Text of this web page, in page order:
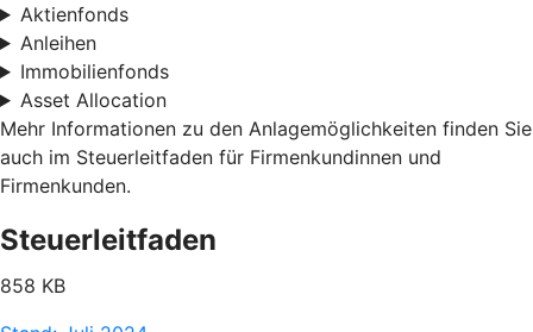
Aktienfonds
Anleihen
Immobilienfonds
Asset Allocation
Mehr Informationen zu den Anlagemöglichkeiten finden Sie
auch im Steuerleitfaden für Firmenkundinnen und
Firmenkunden.
Steuerleitfaden
858 KB